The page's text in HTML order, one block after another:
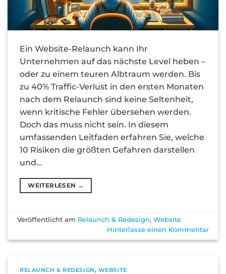
Ein Website-Relaunch kann Ihr
Unternehmen auf das nächste Level heben –
oder zu einem teuren Albtraum werden. Bis
zu 40% Traffic-Verlust in den ersten Monaten
nach dem Relaunch sind keine Seltenheit,
wenn kritische Fehler übersehen werden.
Doch das muss nicht sein. In diesem
umfassenden Leitfaden erfahren Sie, welche
10 Risiken die größten Gefahren darstellen
und…
WEITERLESEN →
Veröffentlicht am Relaunch & Redesign,Website
Hinterlasse einen Kommentar
RELAUNCH & REDESIGN, WEBSITE